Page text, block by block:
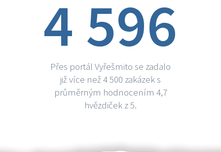
4 596
Přes portál Vyřešmito se zadalo
již více než 4 500 zakázek s
průměrným hodnocením 4,7
hvězdiček z 5.